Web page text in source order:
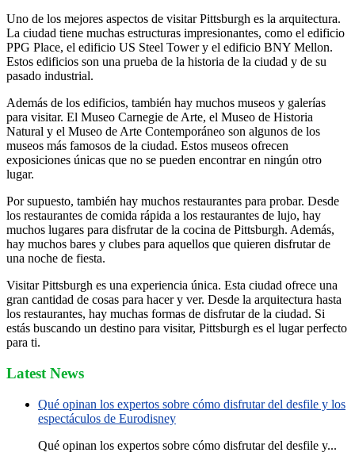
Uno de los mejores aspectos de visitar Pittsburgh es la arquitectura.
La ciudad tiene muchas estructuras impresionantes, como el edificio
PPG Place, el edificio US Steel Tower y el edificio BNY Mellon.
Estos edificios son una prueba de la historia de la ciudad y de su
pasado industrial.
Además de los edificios, también hay muchos museos y galerías
para visitar. El Museo Carnegie de Arte, el Museo de Historia
Natural y el Museo de Arte Contemporáneo son algunos de los
museos más famosos de la ciudad. Estos museos ofrecen
exposiciones únicas que no se pueden encontrar en ningún otro
lugar.
Por supuesto, también hay muchos restaurantes para probar. Desde
los restaurantes de comida rápida a los restaurantes de lujo, hay
muchos lugares para disfrutar de la cocina de Pittsburgh. Además,
hay muchos bares y clubes para aquellos que quieren disfrutar de
una noche de fiesta.
Visitar Pittsburgh es una experiencia única. Esta ciudad ofrece una
gran cantidad de cosas para hacer y ver. Desde la arquitectura hasta
los restaurantes, hay muchas formas de disfrutar de la ciudad. Si
estás buscando un destino para visitar, Pittsburgh es el lugar perfecto
para ti.
Latest News
Qué opinan los expertos sobre cómo disfrutar del desfile y los
espectáculos de Eurodisney
Qué opinan los expertos sobre cómo disfrutar del desfile y...